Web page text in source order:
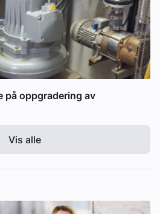
på oppgradering av
Vis alle